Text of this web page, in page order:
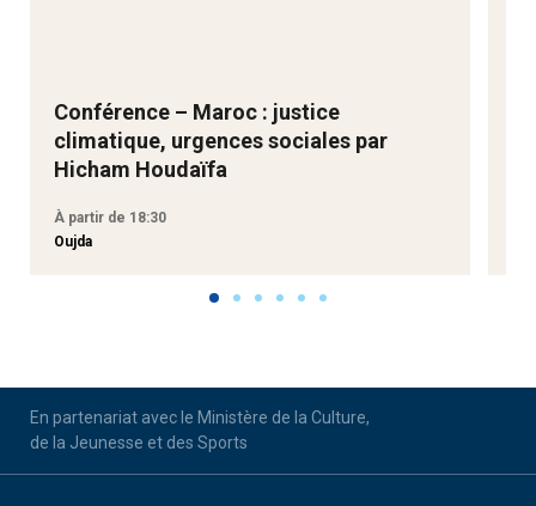
Conférence – Maroc : justice
climatique, urgences sociales par
Hicham Houdaïfa
À partir de 18:30
Oujda
En partenariat avec le Ministère de la Culture,
de la Jeunesse et des Sports